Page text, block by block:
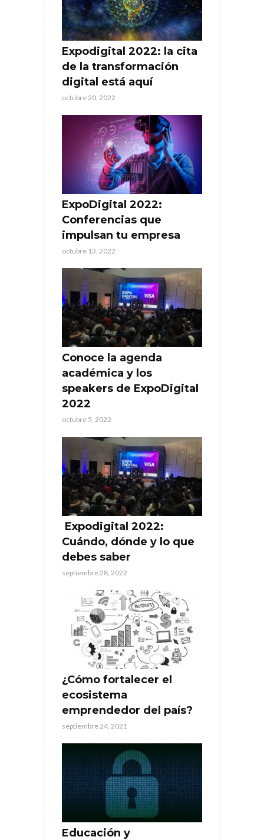
Expodigital 2022: la cita
de la transformación
digital está aquí
octubre 20, 2022
ExpoDigital 2022:
Conferencias que
impulsan tu empresa
octubre 13, 2022
Conoce la agenda
académica y los
speakers de ExpoDigital
2022
octubre 5, 2022
Expodigital 2022:
Cuándo, dónde y lo que
debes saber
septiembre 28, 2022
¿Cómo fortalecer el
ecosistema
emprendedor del país?
septiembre 24, 2021
Educación y